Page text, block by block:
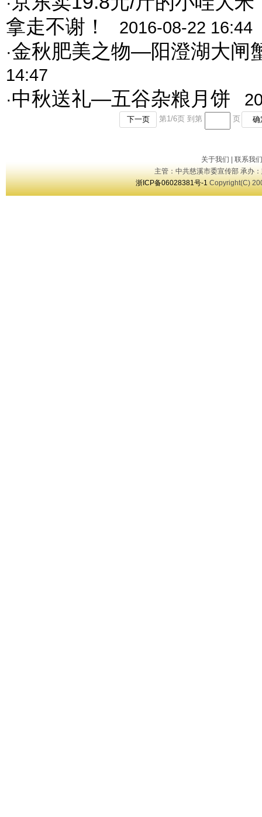
拿走不谢！
2016-08-22 16:44
·金秋肥美之物—阳澄湖大闸
14:47
·中秋送礼—五谷杂粮月饼
下一页 第1/6页 到第 页 确
关于我们
联系我们
主管：中共慈溪市委宣传部 承办
浙ICP备06028381号-1Copyright(C)